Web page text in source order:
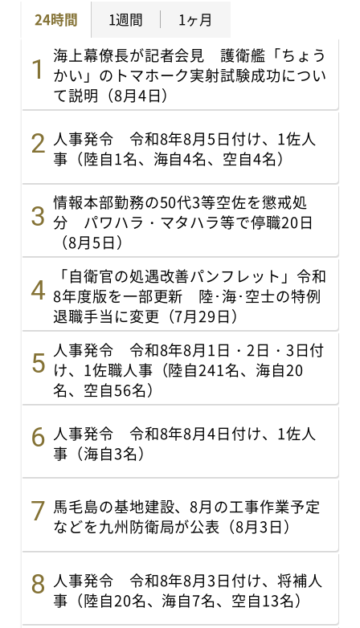
24時間 1週間 1ヶ月
海上幕僚長が記者会見 護衛艦「ちょう
かい」のトマホーク実射試験成功につい
て説明（8月4日）
人事発令 令和8年8月5日付け、1佐人
事（陸自1名、海自4名、空自4名）
情報本部勤務の50代3等空佐を懲戒処
分 パワハラ・マタハラ等で停職20日
（8月5日）
「自衛官の処遇改善パンフレット」令和
8年度版を一部更新 陸･海･空士の特例
退職手当に変更（7月29日）
人事発令 令和8年8月1日・2日・3日付
け、1佐職人事（陸自241名、海自20
名、空自56名）
人事発令 令和8年8月4日付け、1佐人
事（海自3名）
馬毛島の基地建設、8月の工事作業予定
などを九州防衛局が公表（8月3日）
人事発令 令和8年8月3日付け、将補人
事（陸自20名、海自7名、空自13名）